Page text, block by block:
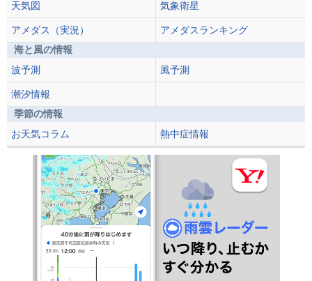
天気図
気象衛星
アメダス（実況）
アメダスランキング
海と風の情報
波予測
風予測
潮汐情報
季節の情報
お天気コラム
熱中症情報